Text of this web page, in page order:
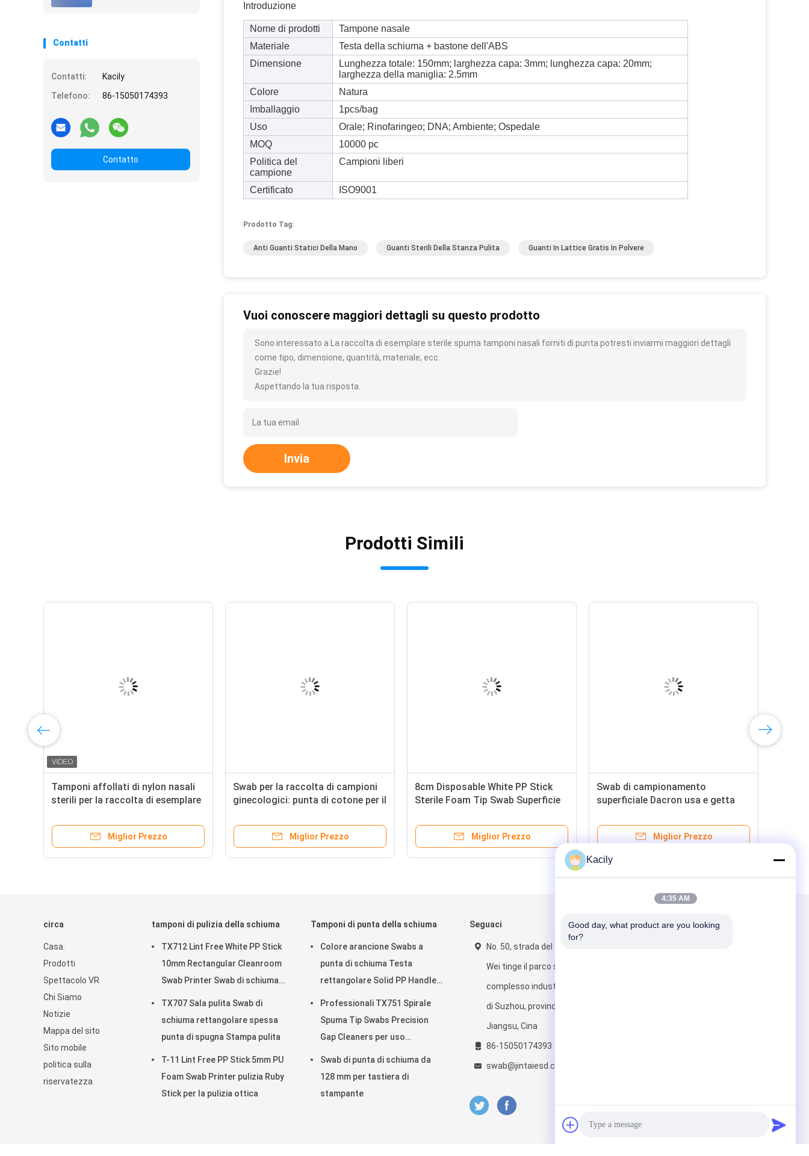
Contatti
Contatti:
Kacily
Telefono:
86-15050174393
Contatto
Introduzione
Nome di prodotti
Tampone nasale
Materiale
Testa della schiuma + bastone dell'ABS
Dimensione
Lunghezza totale: 150mm; larghezza capa: 3mm; lunghezza capa: 20mm;
larghezza della maniglia: 2.5mm
Colore
Natura
Imballaggio
1pcs/bag
Uso
Orale; Rinofaringeo; DNA; Ambiente; Ospedale
MOQ
10000 pc
Politica del
campione
Campioni liberi
Certificato ISO9001
Prodotto Tag:
Anti Guanti Statici Della Mano Guanti Sterili Della Stanza Pulita Guanti In Lattice Gratis In Polvere
Vuoi conoscere maggiori dettagli su questo prodotto
Sono interessato a La raccolta di esemplare sterile spuma tamponi nasali forniti di punta potresti inviarmi maggiori dettagli
come tipo, dimensione, quantità, materiale, ecc.
Grazie!
Aspettando la tua risposta.
Invia
Prodotti Simili
Tamponi affollati di nylon nasali
sterili per la raccolta di esemplare
Miglior Prezzo
Swab per la raccolta di campioni
ginecologici: punta di cotone per il
cervicale Lunghezza totale 150
Miglior Prezzo
8cm Disposable White PP Stick
Sterile Foam Tip Swab Superficie
Raccolta campioni Swab con
imballaggio individuale
Miglior Prezzo
Swab di campionamento
superficiale Dacron usa e getta
alimentare Swab orale di raccolta
di campioni
Miglior Prezzo
circa
Casa.
Prodotti
Spettacolo VR
Chi Siamo
Notizie
Mappa del sito
Sito mobile
politica sulla
riservatezza
tamponi di pulizia della schiuma
TX712 Lint Free White PP Stick
10mm Rectangular Cleanroom
Swab Printer Swab di schiuma
TX707 Sala pulita Swab di
schiuma rettangolare spessa
punta di spugna Stampa pulita
T-11 Lint Free PP Stick 5mm PU
Foam Swab Printer pulizia Ruby
Stick per la pulizia ottica
Tamponi di punta della schiuma
Colore arancione Swabs a
punta di schiuma Testa
rettangolare Solid PP Handle
Professionali TX751 Spirale
Spuma Tip Swabs Precision
Gap Cleaners per uso
Swab di punta di schiuma da
128 mm per tastiera di
stampante
Seguaci
No. 50, strada del tonghe,
Wei tinge il parco scientifico,
complesso industriale, città
di Suzhou, provincia di
Jiangsu, Cina
86-15050174393
swab@jintaiesd.cn
Scrivici
Kacily
4:35 AM
Good day, what product are you looking
for?